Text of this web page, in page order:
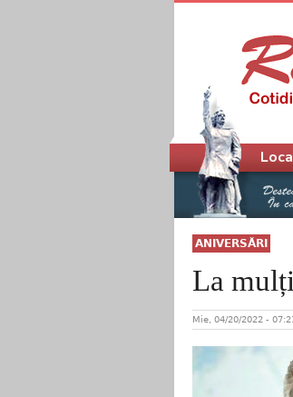
ANIVERSĂRI
La
Mie, 04/20/2022 -
Meniu